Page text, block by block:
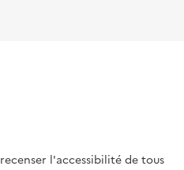
l'accessibilité de tous